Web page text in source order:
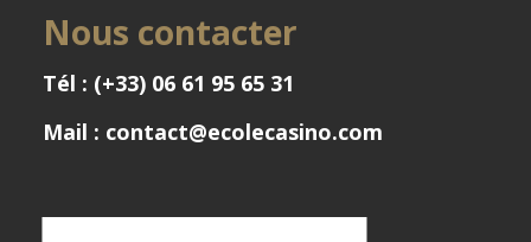
Nous contacter
Tél : (+33) 06 61 95 65 31
Mail : contact@ecolecasino.com